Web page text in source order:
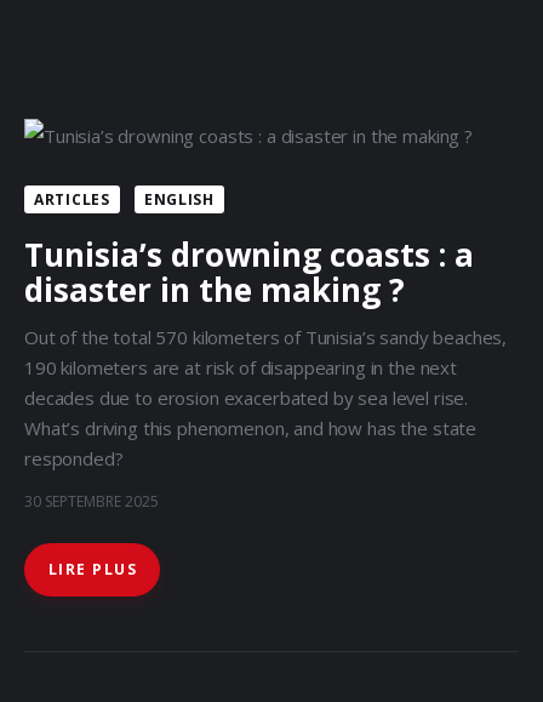
ARTICLES ENGLISH
Tunisia’s drowning coasts : a
disaster in the making ?
Out of the total 570 kilometers of Tunisia’s sandy beaches,
190 kilometers are at risk of disappearing in the next
decades due to erosion exacerbated by sea level rise.
What’s driving this phenomenon, and how has the state
responded?
30 SEPTEMBRE 2025
LIRE PLUS